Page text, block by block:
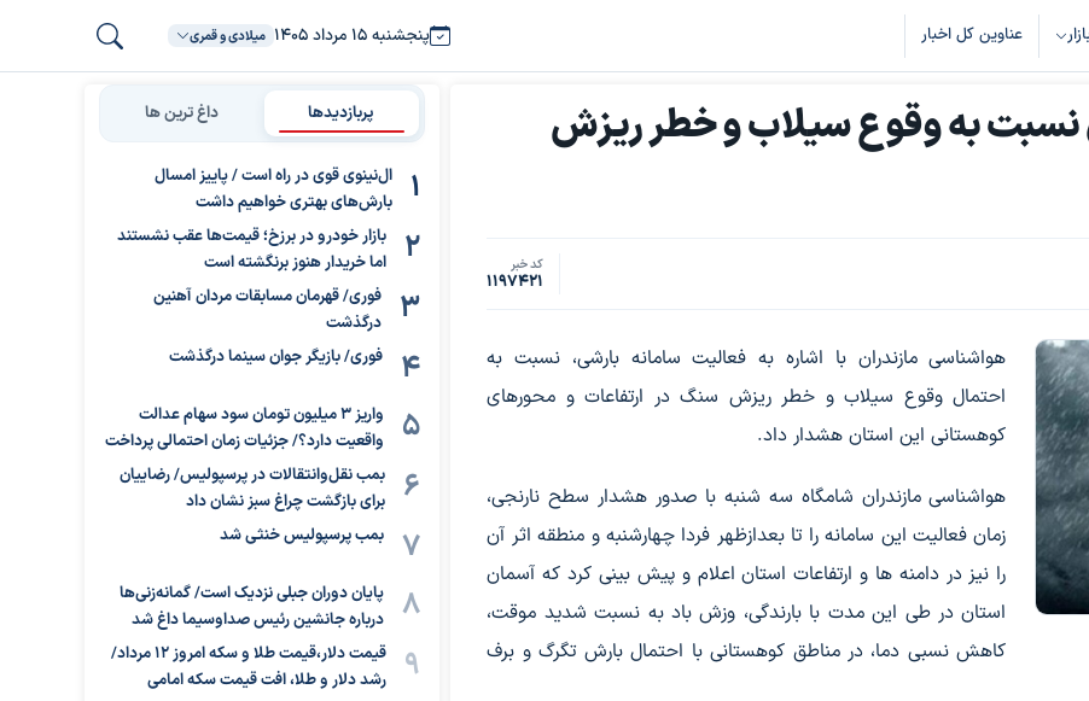
عناوین کل اخبار پنجشنبه ۱۵ مرداد ۱۴۰۵ میلادی و قمری
نسبت به وقوع سیلاب و خطر ریزش
کد خبر
1197421
هواشناسی مازندران با اشاره به فعالیت سامانه بارشی، نسبت به
احتمال وقوع سیلاب و خطر ریزش سنگ در ارتفاعات و محورهای
کوهستانی این استان هشدار داد.
هواشناسی مازندران شامگاه سه شنبه با صدور هشدار سطح نارنجی،
زمان فعالیت این سامانه را تا بعدازظهر فردا چهارشنبه و منطقه اثر آن
را نیز در دامنه ها و ارتفاعات استان اعلام و پیش بینی کرد که آسمان
استان در طی این مدت با بارندگی، وزش باد به نسبت شدید موقت،
کاهش نسبی دما، در مناطق کوهستانی با احتمال بارش تگرگ و برف
پربازدیدها داغ ترین ها
ال‌نینوی قوی در راه است / پاییز امسال
بارش‌های بهتری خواهیم داشت
بازار خودرو در برزخ؛ قیمت‌ها عقب نشستند
اما خریدار هنوز برنگشته است
فوری/ قهرمان مسابقات مردان آهنین
درگذشت
فوری/ بازیگر جوان سینما درگذشت
واریز ۳ میلیون تومان سود سهام عدالت
واقعیت دارد؟/ جزئیات زمان احتمالی پرداخت
بمب نقل‌وانتقالات در پرسپولیس/ رضاییان
برای بازگشت چراغ سبز نشان داد
بمب پرسپولیس خنثی شد
پایان دوران جبلی نزدیک است/ گمانه‌زنی‌ها
درباره جانشین رئیس صداوسیما داغ شد
قیمت دلار،قیمت طلا و سکه امروز ۱۲ مرداد/
رشد دلار و طلا، افت قیمت سکه امامی